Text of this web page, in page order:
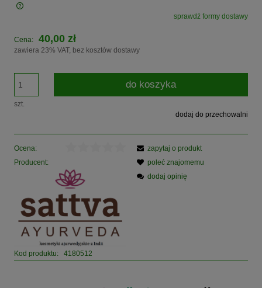
Cena nie zawiera ewentualnych kosztów płatnościsprawdź formy dostawy
Cena: 40,00 zł
zawiera 23% VAT, bez kosztów dostawy
szt.
do koszyka
dodaj do przechowalni
Ocena:
Producent:
Kod produktu: 4180512
zapytaj o produkt
poleć znajomemu
dodaj opinię